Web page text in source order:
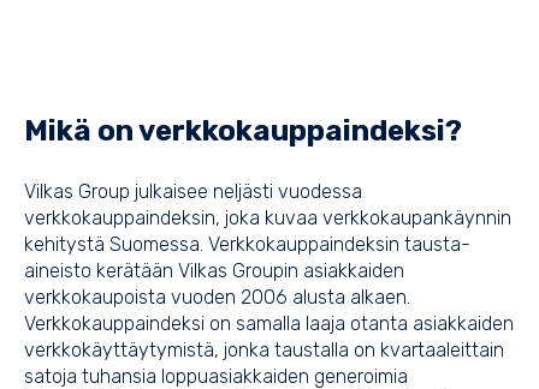
Mikä on verkkokauppaindeksi?
Vilkas Group julkaisee neljästi vuodessa
verkkokauppaindeksin, joka kuvaa verkkokaupankäynnin
kehitystä Suomessa. Verkkokauppaindeksin tausta-
aineisto kerätään Vilkas Groupin asiakkaiden
verkkokaupoista vuoden 2006 alusta alkaen.
Verkkokauppaindeksi on samalla laaja otanta asiakkaiden
verkkokäyttäytymistä, jonka taustalla on kvartaaleittain
satoja tuhansia loppuasiakkaiden generoimia